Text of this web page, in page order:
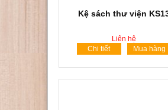
Kệ sách thư viện
Liên hệ
Chi tiết
Mua hàng